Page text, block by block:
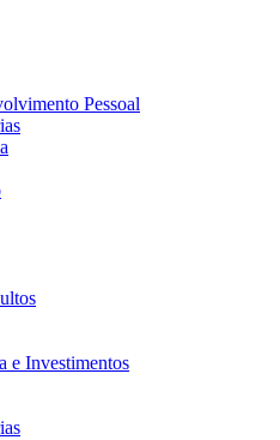
Pessoal
e Investimentos